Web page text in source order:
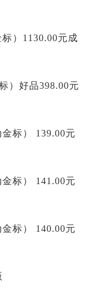
）1130.00元成
）好品398.00元
标）
139.00元
标）
141.00元
标）
140.00元